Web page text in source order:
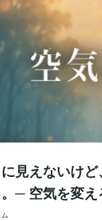
見えないけ
─ 空気を変